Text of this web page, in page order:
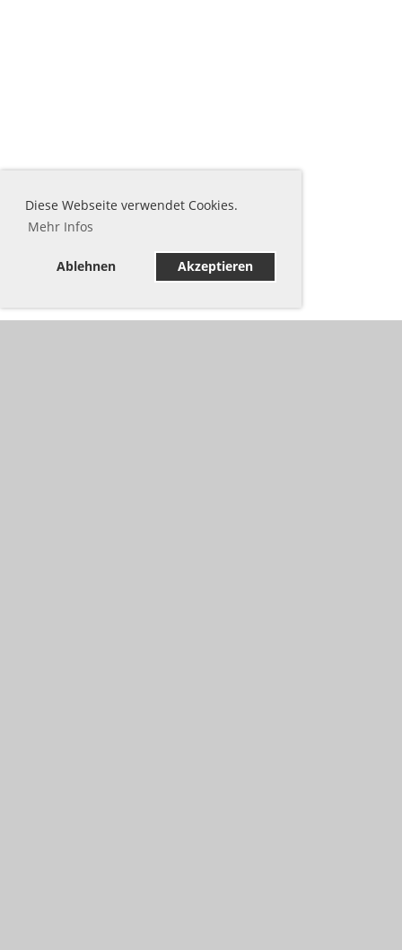
Diese Webseite verwendet Cookies.
Mehr Infos
Ablehnen Akzeptieren